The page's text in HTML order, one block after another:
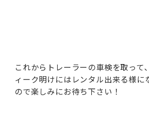
これからトレーラーの車検を取って
ィーク明けにはレンタル出来る様に
ので楽しみにお待ち下さい！